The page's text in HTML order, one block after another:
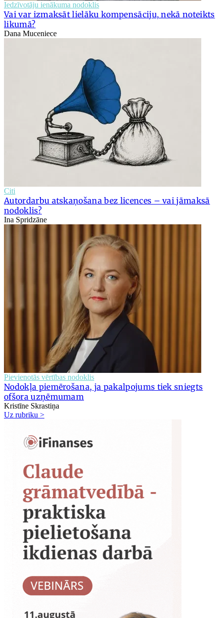
Iedzīvotāju ienākuma nodoklis
Vai var izmaksāt lielāku kompensāciju, nekā noteikts
likumā?
Dana Muceniece
Citi
Autordarbu atskaņošana bez licences – vai jāmaksā
nodoklis?
Ina Spridzāne
Pievienotās vērtības nodoklis
Nodokļa piemērošana, ja pakalpojums tiek sniegts
ofšora uzņēmumam
Kristīne Skrastiņa
Uz rubriku >